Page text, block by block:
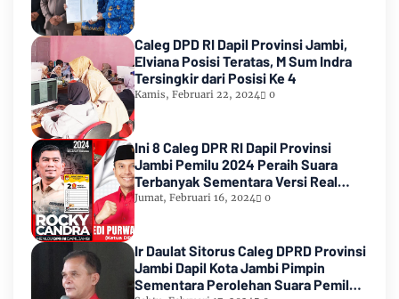
Caleg DPD RI Dapil Provinsi Jambi,
Elviana Posisi Teratas, M Sum Indra
Tersingkir dari Posisi Ke 4
Kamis, Februari 22, 2024 0
Ini 8 Caleg DPR RI Dapil Provinsi
Jambi Pemilu 2024 Peraih Suara
Terbanyak Sementara Versi Real
Count KPU RI
Jumat, Februari 16, 2024 0
Ir Daulat Sitorus Caleg DPRD Provinsi
Jambi Dapil Kota Jambi Pimpin
Sementara Perolehan Suara Pemilu